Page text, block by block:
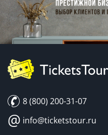
8 (800) 200-31-07
@ info@ticketstour.ru